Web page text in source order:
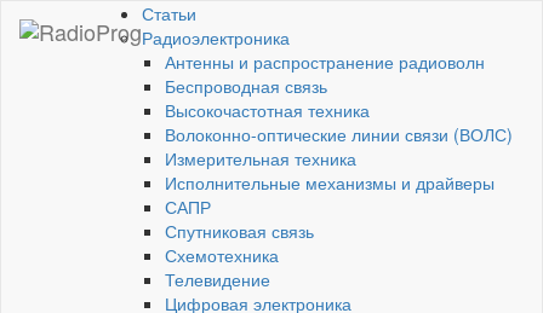
Статьи
Радиоэлектроника
Антенны и распространение радиоволн
Беспроводная связь
Высокочастотная техника
Волоконно-оптические линии связи (ВОЛС)
Измерительная техника
Исполнительные механизмы и драйверы
САПР
Спутниковая связь
Схемотехника
Телевидение
Цифровая электроника